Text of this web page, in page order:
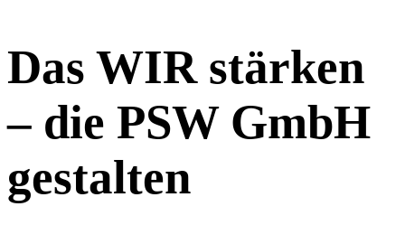
Das WIR stärken
– die PSW GmbH
gestalten